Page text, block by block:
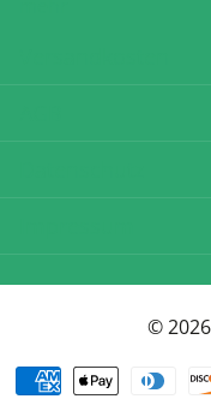
©2026